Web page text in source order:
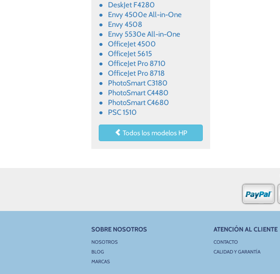
DeskJet F4280
Envy 4500e All-in-One
Envy 4508
Envy 5530e All-in-One
OfficeJet 4500
OfficeJet 5615
OfficeJet Pro 8710
OfficeJet Pro 8718
PhotoSmart C3180
PhotoSmart C4480
PhotoSmart C4680
PSC 1510
Todos los modelos HP
SOBRE NOSOTROS
NOSOTROS
BLOG
MARCAS
ATENCIÓN AL CLIENTE
CONTACTO
CALIDAD Y GARANTÍA